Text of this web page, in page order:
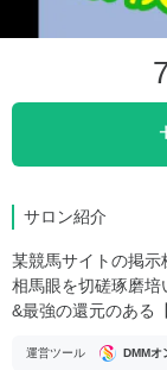
サロン紹介
某競馬サイトの掲
相馬眼を切磋琢磨
&最強の還元のある
運営ツール DMMオ